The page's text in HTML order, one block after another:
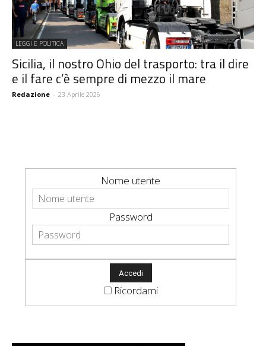
LEGGI E POLITICA
Sicilia, il nostro Ohio del trasporto: tra il dire
e il fare c’è sempre di mezzo il mare
Redazione - 23 Aprile 2026
Nome utente
Password
Ricordami